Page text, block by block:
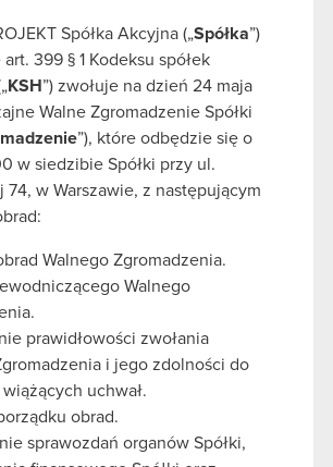
Spółka Akcyjna („Spółka”)
399 § 1 Kodeksu spółek
KSH ”) zwołuje na dzień 24 maja
Walne Zgromadzenie Spółki
”), które odbędzie się o
w siedzibie Spółki przy ul.
74, w Warszawie, z następującym
Walnego Zgromadzenia.
Walnego
prawidłowości zwołania
i jego zdolności do
uchwał.
obrad.
sprawozdań organów Spółki,